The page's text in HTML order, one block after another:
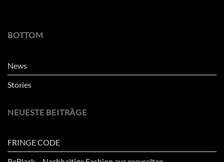
BOTTOM
News
Stories
NEUESTE BEITRÄGE
FRINGE CODE